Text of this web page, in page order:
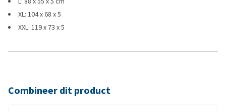
XL: 104 x 68 x 5
XXL: 119 x 73 x 5
Combineer dit product